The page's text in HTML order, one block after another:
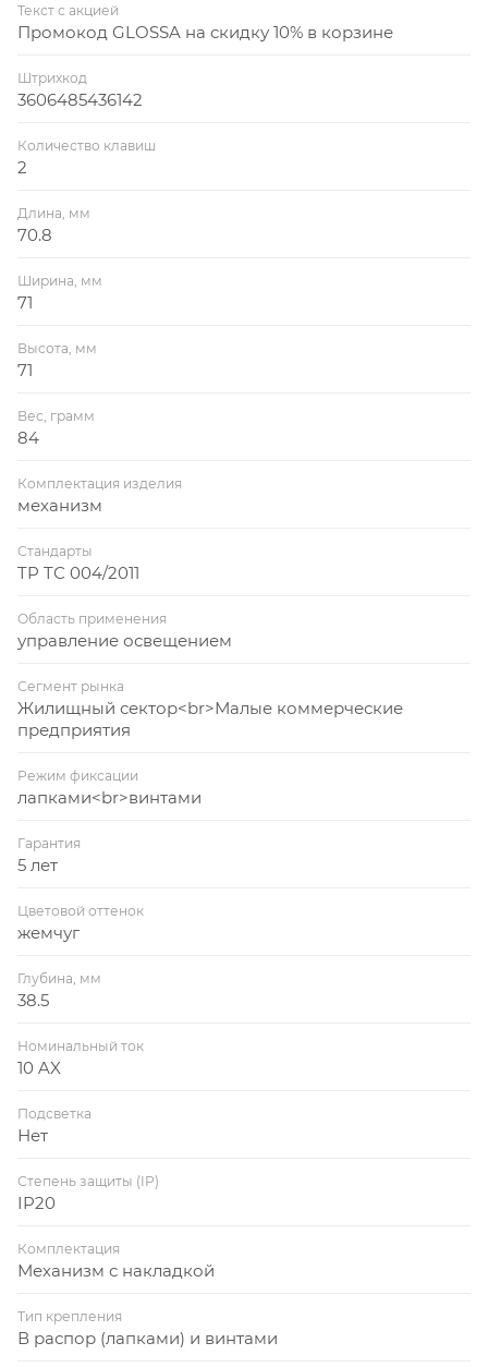
Текст с акцией
Промокод GLOSSA на скидку 10% в корзине
Штрихкод
3606485436142
Количество клавиш
2
Длина, мм
70.8
Ширина, мм
71
Высота, мм
71
Вес, грамм
84
Комплектация изделия
механизм
Стандарты
TP TС 004/2011
Область применения
управление освещением
Сегмент рынка
Жилищный сектор<br>Малые коммерческие
предприятия
Режим фиксации
лапками<br>винтами
Гарантия
5 лет
Цветовой оттенок
жемчуг
Глубина, мм
38.5
Номинальный ток
10 AX
Подсветка
Нет
Степень защиты (IP)
IP20
Комплектация
Механизм с накладкой
Тип крепления
В распор (лапками) и винтами